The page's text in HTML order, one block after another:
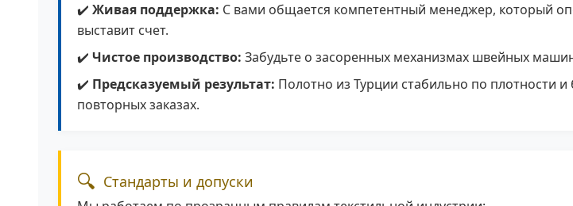
✔️ Живая поддержка: С вами общается компетентный менеджер, который
выставит счет.
✔️ Чистое производство: Забудьте о засоренных механизмах швейных
✔️ Предсказуемый результат: Полотно из Турции стабильно по плотности
повторных заказах.
🔍 Стандарты и допуски